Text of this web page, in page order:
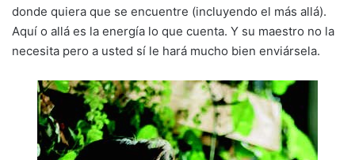
donde quiera que se encuentre (incluyendo el más allá).
Aquí o allá es la energía lo que cuenta. Y su maestro no la
necesita pero a usted sí le hará mucho bien enviársela.